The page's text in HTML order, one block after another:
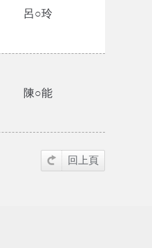
呂○玲
陳○能
回上頁